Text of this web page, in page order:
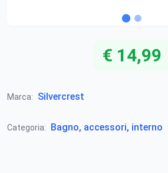
€ 14,99
Marca: Silvercrest
Categoria: Bagno, accessori, interno